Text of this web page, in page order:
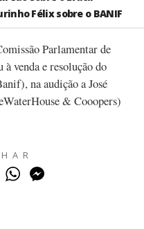
Félix sobre o BANIF
Parlamentar de
venda e resolução do
na audição a José
& Cooopers)